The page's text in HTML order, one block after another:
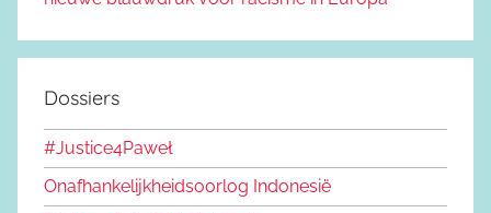
Dossiers
#Justice4Paweł
Onafhankelijkheidsoorlog Indonesië